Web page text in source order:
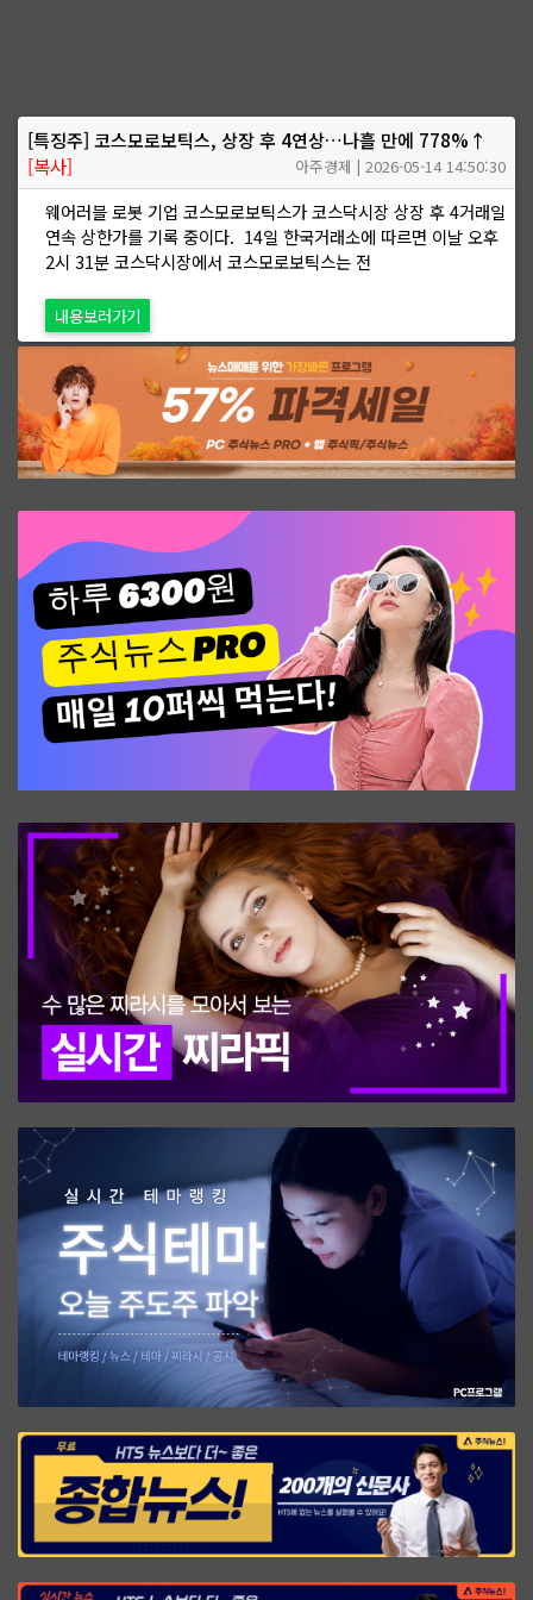
[특징주] 코스모로보틱스, 상장 후 4연상…나흘 만에 778%↑
[복사]
아주경제 | 2026-05-14 14:50:30
웨어러블 로봇 기업 코스모로보틱스가 코스닥시장 상장 후 4거래일
연속 상한가를 기록 중이다. 14일 한국거래소에 따르면 이날 오후
2시 31분 코스닥시장에서 코스모로보틱스는 전
내용보러가기